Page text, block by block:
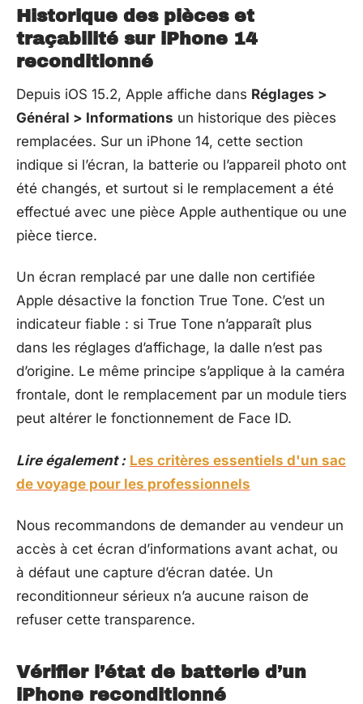
Historique des pièces et
traçabilité sur iPhone 14
reconditionné
Depuis iOS 15.2, Apple affiche dans Réglages >
Général > Informations un historique des pièces
remplacées. Sur un iPhone 14, cette section
indique si l’écran, la batterie ou l’appareil photo ont
été changés, et surtout si le remplacement a été
effectué avec une pièce Apple authentique ou une
pièce tierce.
Un écran remplacé par une dalle non certifiée
Apple désactive la fonction True Tone. C’est un
indicateur fiable : si True Tone n’apparaît plus
dans les réglages d’affichage, la dalle n’est pas
d’origine. Le même principe s’applique à la caméra
frontale, dont le remplacement par un module tiers
peut altérer le fonctionnement de Face ID.
Lire également : Les critères essentiels d'un sac
de voyage pour les professionnels
Nous recommandons de demander au vendeur un
accès à cet écran d’informations avant achat, ou
à défaut une capture d’écran datée. Un
reconditionneur sérieux n’a aucune raison de
refuser cette transparence.
Vérifier l’état de batterie d’un
iPhone reconditionné